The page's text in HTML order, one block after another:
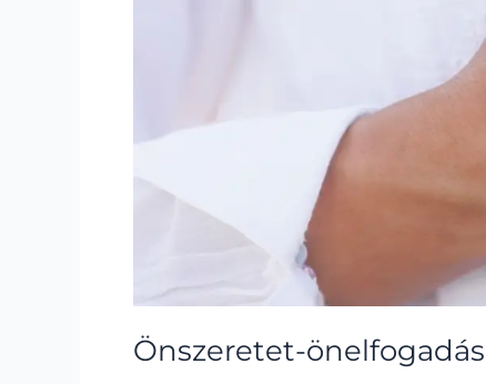
Önszeretet-önelfogadás